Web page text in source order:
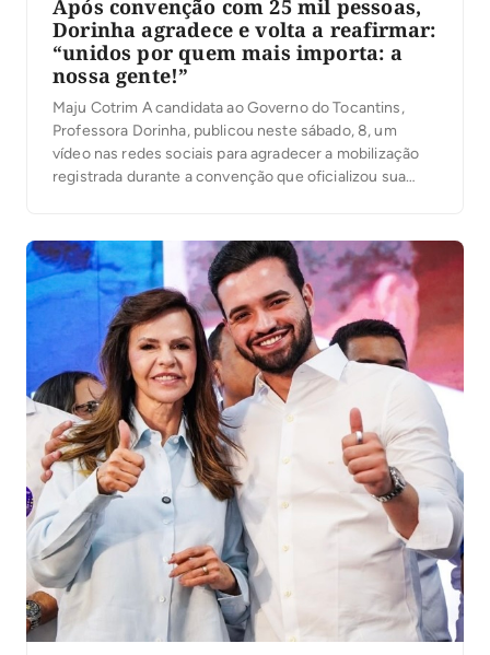
Após convenção com 25 mil pessoas,
Dorinha agradece e volta a reafirmar:
“unidos por quem mais importa: a
nossa gente!”
Maju Cotrim A candidata ao Governo do Tocantins,
Professora Dorinha, publicou neste sábado, 8, um
vídeo nas redes sociais para agradecer a mobilização
registrada durante a convenção que oficializou sua
destacou a presença das caravanas, lideranças e
apoiadores que participaram […]